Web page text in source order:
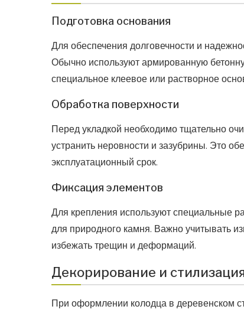
Подготовка основания
Для обеспечения долговечности и
Обычно используют армированную
специальное клеевое или растворное
Обработка поверхности
Перед укладкой необходимо тщательно
устранить неровности и зазубрины. Это
эксплуатационный срок.
Фиксация элементов
Для крепления используют специальные
для природного камня. Важно учитывать
избежать трещин и деформаций.
Декорирование и
При оформлении колодца в деревенском